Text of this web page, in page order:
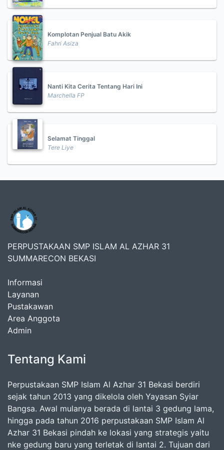
Komplotan Penjual Batu Akik
Fahri Asiza
Nanti Kita Cerita Tentang Hari Ini
Marchella FP
Selamat Tinggal
Tere Liye
PERPUSTAKAAN SMP ISLAM AL AZHAR 31
SUMMARECON BEKASI
Informasi
Layanan
Pustakawan
Area Anggota
Admin
Tentang Kami
Perpustakaan SMP Islam Al Azhar 31 Bekasi berdiri
sejak tahun 2013 yang dikelola oleh Yayasan Syiar
Bangsa. Awal mulanya berada di lantai 3 gedung lama,
hingga pada tahun 2016 perpustakaan SMP Islam Al
Azhar 31 Bekasi pindah ke lokasi yang strategis yaitu
nke gedung baru yang terletak di lantai 2. Tujuan dari